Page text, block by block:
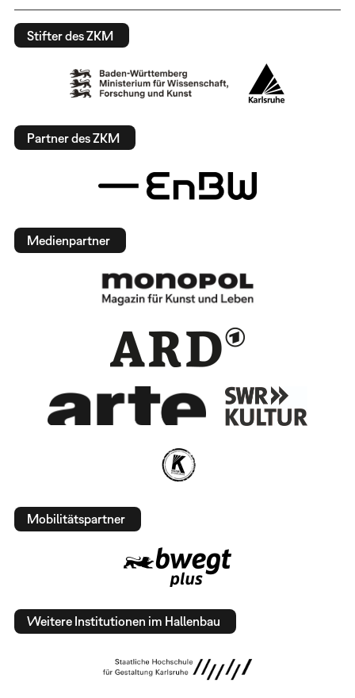
Stifter des ZKM
Partner des ZKM
Medienpartner
Mobilitätspartner
Weitere Institutionen im Hallenbau